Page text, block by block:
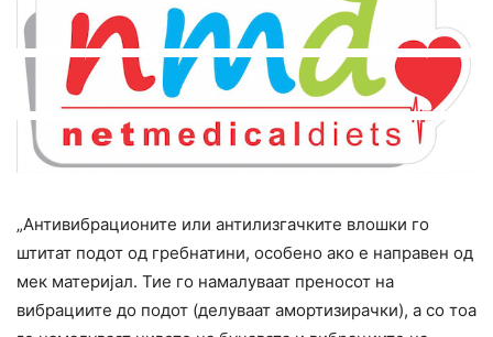
„Антивибрационите или антилизгачките влошки го
штитат подот од гребнатини, особено ако е направен од
мек материјал. Тие го намалуваат преносот на
вибрациите до подот (делуваат амортизирачки), а со тоа